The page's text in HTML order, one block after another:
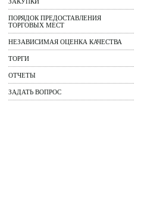
ПОРЯДОК ПРЕДОСТАВЛЕНИЯ
ТОРГОВЫХ МЕСТ
НЕЗАВИСИМАЯ ОЦЕНКА КАЧЕСТВА
ТОРГИ
ОТЧЕТЫ
ЗАДАТЬ ВОПРОС